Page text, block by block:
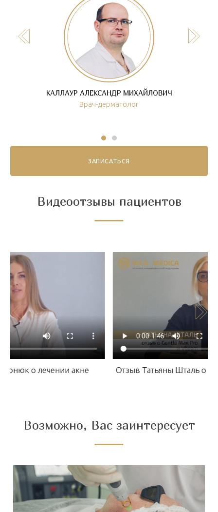
КАЛЛАУР АЛЕКСАНДР МИХАЙЛОВИЧ
Врач-дерматолог
ЗАПИСАТЬСЯ
Видеоотзывы пациентов
о лечении акне Отзыв Татьяны Шталь о
Возможно, Вас заинтересует